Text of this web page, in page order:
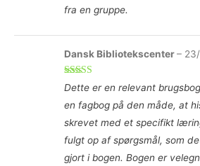
fra en gruppe.
Vurderet5
ud af 5
Dansk Bibliotekscenter–
Dette er en relevant
en fagbog på den måde, at
skrevet med et specifikt
fulgt op af spørgsmål, som
gjort i bogen. Bogen er